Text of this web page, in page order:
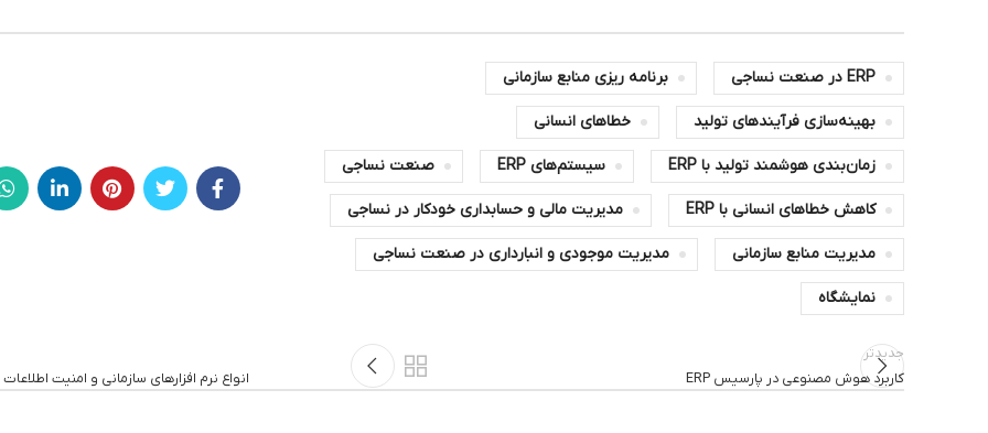
ERP در صنعت نساجی برنامه ریزی منابع سازمانی
بهینه‌سازی فرآیندهای تولید خطاهای انسانی
زمان‌بندی هوشمند تولید با ERP سیستم‌های ERP صنعت نساجی
کاهش خطاهای انسانی با ERP مدیریت مالی و حسابداری خودکار در نساجی
مدیریت منابع سازمانی مدیریت موجودی و انبارداری در صنعت نساجی
نمایشگاه
جدیدتر
کاربرد هوش‌ مصنوعی در پارسیس ERP
انواع نرم افزارهای سازمانی و امنیت